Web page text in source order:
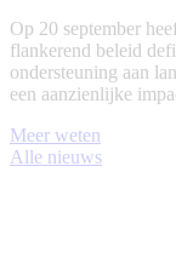
Op 20 september
flankerend beleid
ondersteuning aan
een aanzienlijke
Meer weten
Alle nieuws